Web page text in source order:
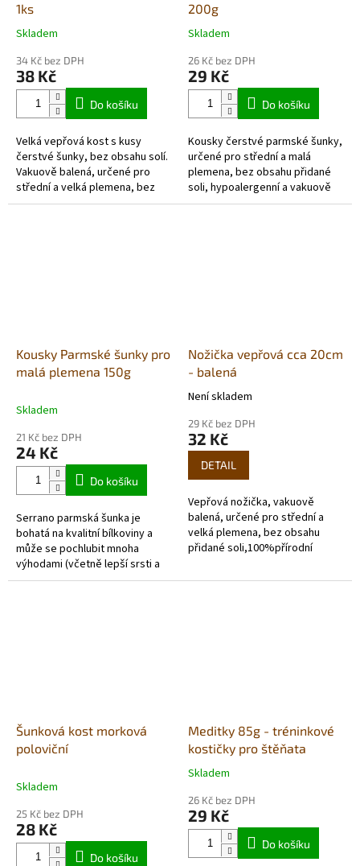
1ks
Průměrné
produktu
je
hvězdiček.
Skladem
34 Kč bez DPH
38 Kč
Do košíku
Velká vepřová kost s kusy
čerstvé šunky, bez obsahu solí.
Vakuově balená, určené pro
střední a velká plemena, bez
obsahu solí, hypoalergenní
200g
Průměrné
produktu
je
hvězdiček.
Skladem
26 Kč bez DPH
29 Kč
Do košíku
Kousky čerstvé parmské šunky,
určené pro střední a malá
plemena, bez obsahu přidané
soli, hypoalergenní a vakuově
balené, Nemusí být
Kousky Parmské šunky pro
malá plemena 150g
Skladem
21 Kč bez DPH
24 Kč
Do košíku
Serrano parmská šunka je
bohatá na kvalitní bílkoviny a
může se pochlubit mnoha
výhodami (včetně lepší srsti a
kůže). Serrano šunky
Nožička vepřová cca 20cm
- balená
Průměrné
produktu
je
hvězdiček.
Není skladem
29 Kč bez DPH
32 Kč
DETAIL
Vepřová nožička, vakuově
balená, určené pro střední a
velká plemena, bez obsahu
přidané soli,100%přírodní
pamlsek. Nemusí být
Šunková kost morková
poloviční
Skladem
25 Kč bez DPH
28 Kč
Do košíku
Meditky 85g - tréninkové
kostičky pro štěňata
Průměrné
produktu
je
Skladem
26 Kč bez DPH
29 Kč
Do košíku